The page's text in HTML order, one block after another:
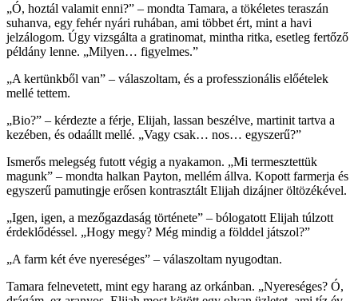
„Ó, hoztál valamit enni?” – mondta Tamara, a tökéletes teraszán
suhanva, egy fehér nyári ruhában, ami többet ért, mint a havi
jelzálogom. Úgy vizsgálta a gratinomat, mintha ritka, esetleg fertőző
példány lenne. „Milyen… figyelmes.”
„A kertünkből van” – válaszoltam, és a professzionális előételek
mellé tettem.
„Bio?” – kérdezte a férje, Elijah, lassan beszélve, martinit tartva a
kezében, és odaállt mellé. „Vagy csak… nos… egyszerű?”
Ismerős melegség futott végig a nyakamon. „Mi termesztettük
magunk” – mondta halkan Payton, mellém állva. Kopott farmerja és
egyszerű pamutingje erősen kontrasztált Elijah dizájner öltözékével.
„Igen, igen, a mezőgazdaság története” – bólogatott Elijah túlzott
érdeklődéssel. „Hogy megy? Még mindig a földdel játszol?”
„A farm két éve nyereséges” – válaszoltam nyugodtan.
Tamara felnevetett, mint egy harang az orkánban. „Nyereséges? Ó,